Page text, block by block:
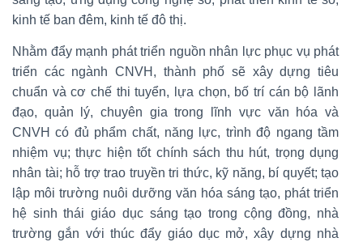
kinh tế ban đêm, kinh tế đô thị.
Nhằm đẩy mạnh phát triển nguồn nhân lực phục vụ phát
triển các ngành CNVH, thành phố sẽ xây dựng tiêu
chuẩn và cơ chế thi tuyển, lựa chọn, bố trí cán bộ lãnh
đạo, quản lý, chuyên gia trong lĩnh vực văn hóa và
CNVH có đủ phẩm chất, năng lực, trình độ ngang tầm
nhiệm vụ; thực hiện tốt chính sách thu hút, trọng dụng
nhân tài; hỗ trợ trao truyền tri thức, kỹ năng, bí quyết; tạo
lập môi trường nuôi dưỡng văn hóa sáng tạo, phát triển
hệ sinh thái giáo dục sáng tạo trong cộng đồng, nhà
trường gắn với thúc đẩy giáo dục mở, xây dựng nhà